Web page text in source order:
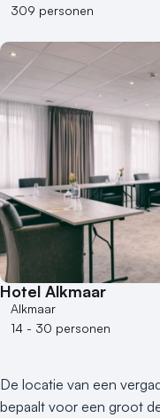
309 personen
Hotel Alkmaar
Alkmaar
14 - 30 personen
De locatie van een
bepaalt voor een groot